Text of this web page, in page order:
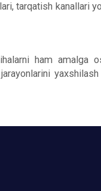
tarqatish kanallari
ham amalga